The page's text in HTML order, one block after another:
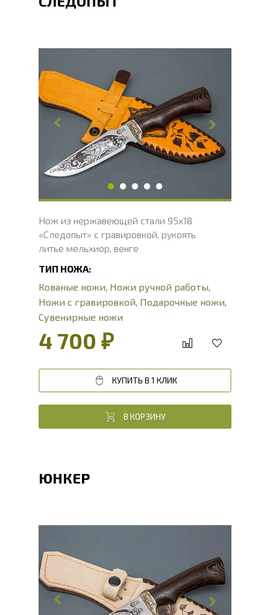
Общая длина, мм
Длина клинка, мм
118.2
Ширина клинка, мм
30.5
Толщина обуха, мм
Ширина рукояти, мм
25
Длина рукояти, мм
118.2
Толщина рукояти, мм
21.1
Твердость клинка, HRC
56 - 58 HRC
Нож из нержавеющей стали 95х18
«Следопыт» с гравировкой, рукоять
литье мельхиор, венге
ТИП НОЖА:
Кованые ножи, Ножи ручной работы,
Ножи с гравировкой, Подарочные ножи,
Сувенирные ножи
4 700 ₽
КУПИТЬ В 1 КЛИК
В КОРЗИНУ
ЮНКЕР
Общая длина, мм
237.4
Длина клинка, мм
118.1
Ширина клинка, мм
28.5
Толщина обуха, мм
2.4
Ширина рукояти, мм
26.3